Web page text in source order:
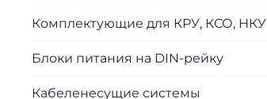
Комплектующие для КРУ, КСО, НКУ
Блоки питания на DIN-рейку
Кабеленесущие системы